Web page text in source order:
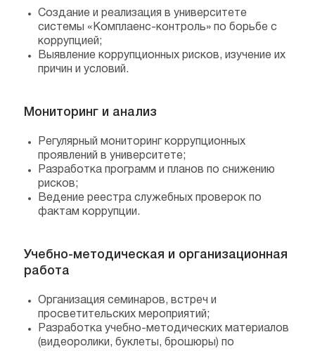
Создание и реализация в университете
системы «Комплаенс-контроль» по борьбе с
коррупцией;
Выявление коррупционных рисков, изучение их
причин и условий.
Мониторинг и анализ
Регулярный мониторинг коррупционных
проявлений в университете;
Разработка программ и планов по снижению
рисков;
Ведение реестра служебных проверок по
фактам коррупции.
Учебно-методическая и организационная
работа
Организация семинаров, встреч и
просветительских мероприятий;
Разработка учебно-методических материалов
(видеоролики, буклеты, брошюры) по